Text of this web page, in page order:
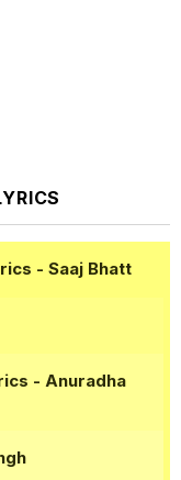
- Saaj Bhatt
- Anuradha